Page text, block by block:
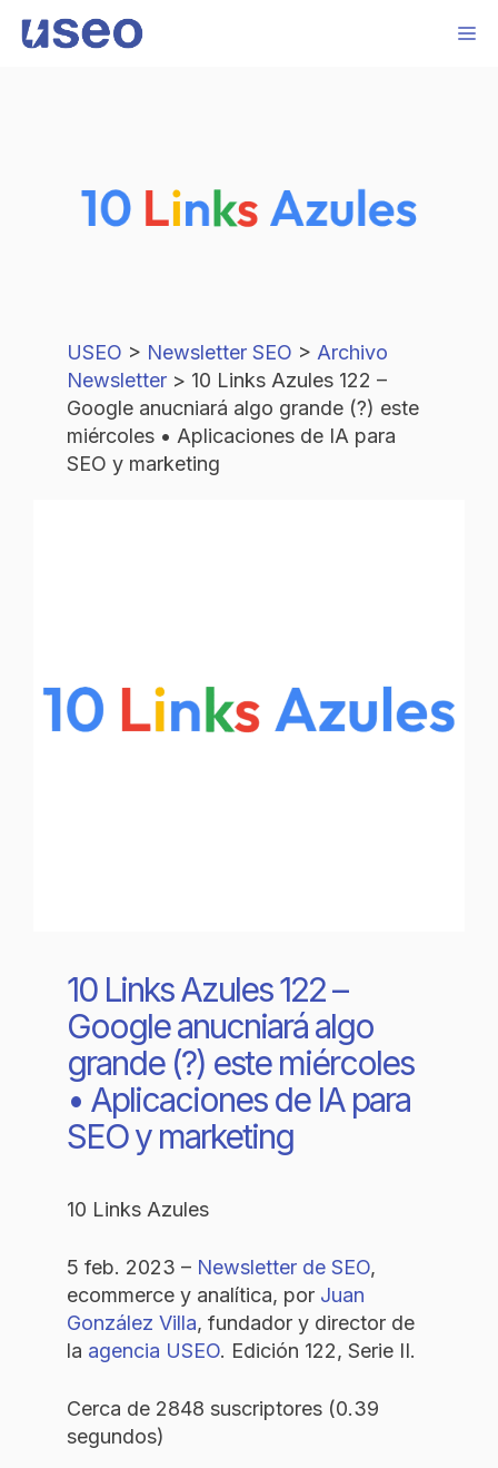
USEO > Newsletter SEO > Archivo
Newsletter > 10 Links Azules 122 –
Google anucniará algo grande (?) este
miércoles • Aplicaciones de IA para
SEO y marketing
10 Links Azules 122 –
Google anucniará algo
grande (?) este miércoles
• Aplicaciones de IA para
SEO y marketing
10 Links Azules
5 feb. 2023 – Newsletter de SEO,
ecommerce y analítica, por Juan
González Villa, fundador y director de
la agencia USEO. Edición 122, Serie II.
Cerca de 2848 suscriptores (0.39
segundos)